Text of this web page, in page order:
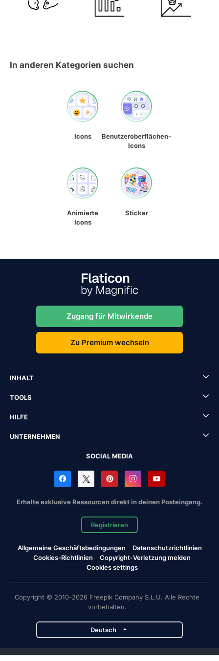
In anderen Kategorien suchen
Icons
Benutzeroberflächen-
Icons
Animierte
Icons
Sticker
Zugang für Mitwirkende
Zu Premium wechseln
INHALT
TOOLS
HILFE
UNTERNEHMEN
SOCIAL MEDIA
Erhalte exklusive Ressourcen direkt in deinen Posteingang.
Registrieren
Allgemeine Geschäftsbedingungen
Datenschutzrichtlinien
Cookies-Richtlinien
Copyright-Verletzung melden
Cookies settings
Copyright © 2010-2026 Freepik Company S.L.U. Alle Rechte
vorbehalten.
Deutsch